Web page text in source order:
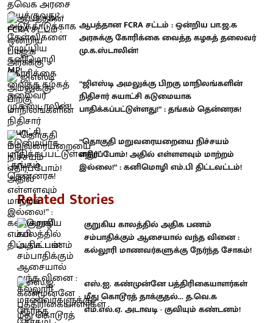
ஆபத்தான FCRA சட்டம் : ஒன்றிய பா.ஜ.க
அரசுக்கு கோரிக்கை வைத்த கழகத் தலைவர்
மு.க.ஸ்டாலின்!
“ஜிஎஸ்டி அமலுக்கு பிறகு மாநிலங்களின்
நிதிசார் சுயாட்சி கடுமையாக
பாதிக்கப்பட்டுள்ளது!” : தங்கம் தென்னரசு!
“தொகுதி மறுவரையறையை நிச்சயம்
எதிர்ப்போம்! அதில் எள்ளளவும் மாற்றம்
இல்லை!” : கனிமொழி எம்.பி திட்டவட்டம்!
Related Stories
குறுகிய காலத்தில் அதிக பணம்
சம்பாதிக்கும் ஆசையால் வந்த வினை :
கல்லூரி மாணவர்களுக்கு நேர்ந்த சோகம்!
எஸ்.ஐ. கண்முன்னே பத்திரிகையாளர்கள்
மீது கொடூரத் தாக்குதல்... த.வெ.க
எம்.எல்.ஏ. அடாவடி - குவியும் கண்டனம்!